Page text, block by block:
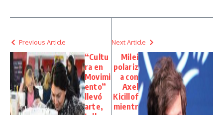
Previous Article
“Cultu
ra en
Movimi
ento”
llevó
arte,
Next Article
Milei
polariz
a con
Axel
Kicillof
mientr